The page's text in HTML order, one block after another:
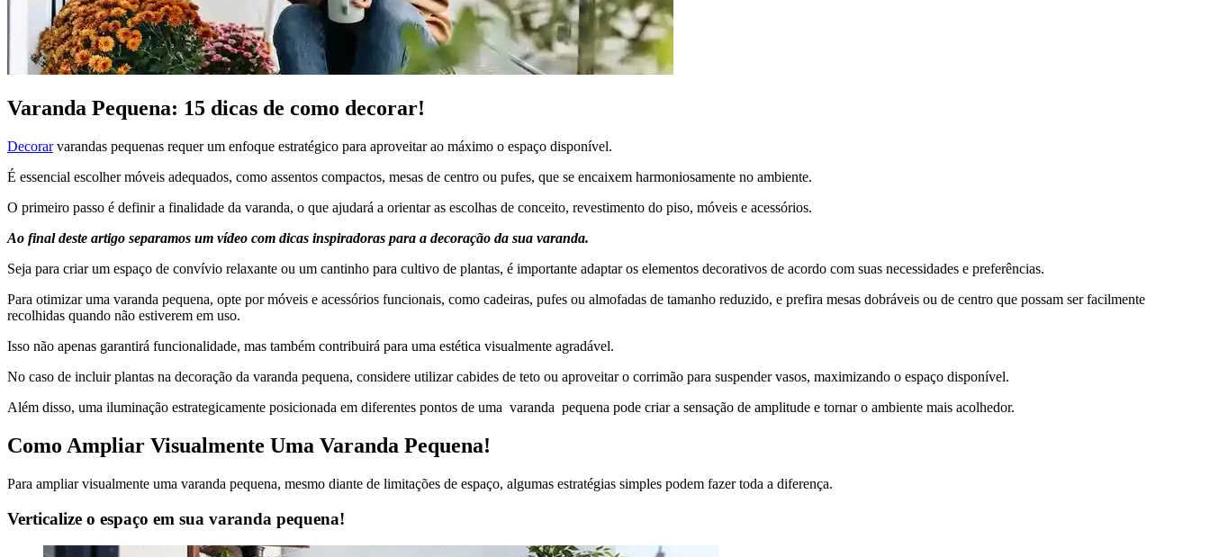
Varanda Pequena: 15 dicas de como decorar!
Decorarvarandas pequenas requer um enfoque estratégico para aproveitar ao máximo o espaço disponível.
É essencial escolher móveis adequados, como assentos compactos, mesas de centro ou pufes, que se encaixem harmoniosamente no ambiente.
O primeiro passo é definir a finalidade da varanda, o que ajudará a orientar as escolhas de conceito, revestimento do piso, móveis e acessórios.
Ao final deste artigo separamos um vídeo com dicas inspiradoras para a decoração da sua varanda.
Seja para criar um espaço de convívio relaxante ou um cantinho para cultivo de plantas, é importante adaptar os elementos decorativos de acordo com suas necessidades e preferências.
Para otimizar uma varanda pequena, opte por móveis e acessórios funcionais, como cadeiras, pufes ou almofadas de tamanho reduzido, e prefira mesas dobráveis ou de centro que possam ser facilmente
recolhidas quando não estiverem em uso.
Isso não apenas garantirá funcionalidade, mas também contribuirá para uma estética visualmente agradável.
No caso de incluir plantas na decoração da varanda pequena, considere utilizar cabides de teto ou aproveitar o corrimão para suspender vasos, maximizando o espaço disponível.
Além disso, uma iluminação estrategicamente posicionada em diferentes pontos de uma varanda pequena pode criar a sensação de amplitude e tornar o ambiente mais acolhedor.
Como Ampliar Visualmente Uma Varanda Pequena!
Para ampliar visualmente uma varanda pequena, mesmo diante de limitações de espaço, algumas estratégias simples podem fazer toda a diferença.
Verticalize o espaço em sua varanda pequena!